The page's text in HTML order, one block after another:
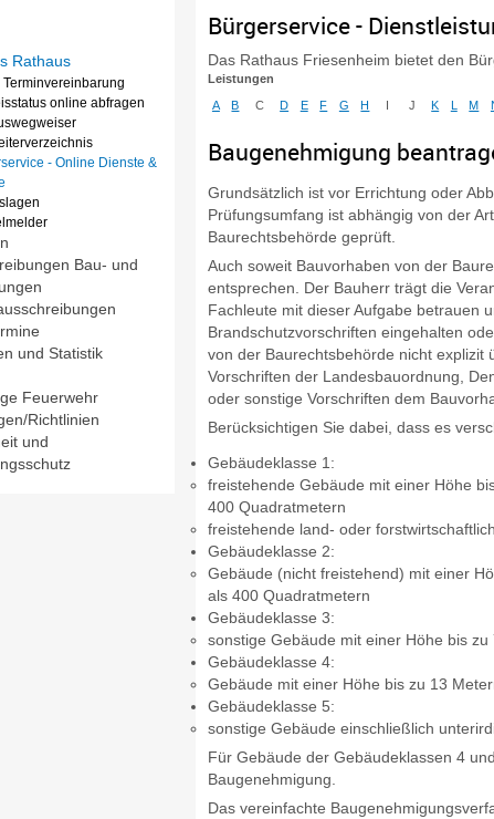
Rathaus
online abfragen
- Online Dienste &
Bau- und
und Statistik
Feuerwehr
Richtlinien
und
Bürgerservice -
Das Rathaus Friesenheim bietet den
Leistungen
A
B C D E F G H I J K L M
Baugenehmigung
Grundsätzlich ist vor Errichtung oder
Prüfungsumfang ist abhängig von der
Baurechtsbehörde geprüft.
Auch soweit Bauvorhaben von der
entsprechen. Der Bauherr trägt die
Fachleute mit dieser Aufgabe betrauen
Brandschutzvorschriften eingehalten
von der Baurechtsbehörde nicht explizit
Vorschriften der Landesbauordnung,
oder sonstige Vorschriften dem
Berücksichtigen Sie dabei, dass es
Gebäudeklasse 1:
freistehende Gebäude mit einer Höhe
400 Quadratmetern
freistehende land- oder
Gebäudeklasse 2:
Gebäude (nicht freistehend) mit einer
als 400 Quadratmetern
Gebäudeklasse 3:
sonstige Gebäude mit einer Höhe bis zu
Gebäudeklasse 4:
Gebäude mit einer Höhe bis zu 13
Gebäudeklasse 5:
sonstige Gebäude einschließlich
Für Gebäude der Gebäudeklassen 4
Baugenehmigung.
Das vereinfachte